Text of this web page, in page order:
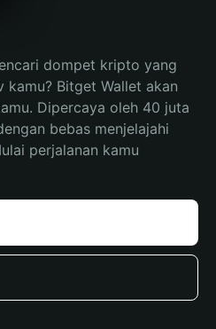
dompet kripto yang
kamu? Bitget Wallet akan
Dipercaya oleh 40 juta
bebas menjelajahi
perjalanan kamu